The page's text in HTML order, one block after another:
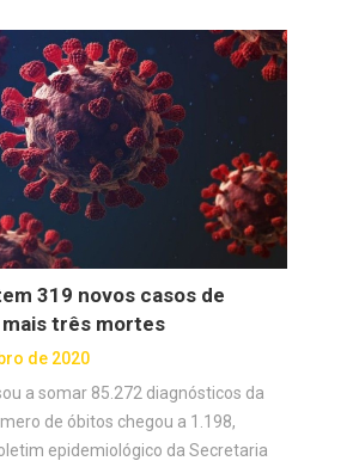
319 novos casos de
três mortes
de 2020
a somar 85.272 diagnósticos da
de óbitos chegou a 1.198,
epidemiológico da Secretaria